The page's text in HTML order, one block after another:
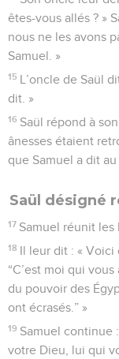
êtes-vous allés ? »
nous ne les avons
Samuel. »
15 L’oncle de Saül
dit. »
16 Saül répond à
ânesses étaient
que Samuel a dit
Saül désigné
17 Samuel réunit les
18 Il leur dit : « Voici
“C’est moi qui
du pouvoir des
ont écrasés.” »
19 Samuel continue
votre Dieu, lui qui